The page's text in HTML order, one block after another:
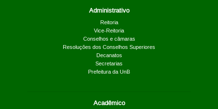
Administrativo
Reitoria
Vice-Reitoria
Conselhos e câmaras
Resoluções dos Conselhos Superiores
Decanatos
Secretarias
Prefeitura da UnB
Acadêmico